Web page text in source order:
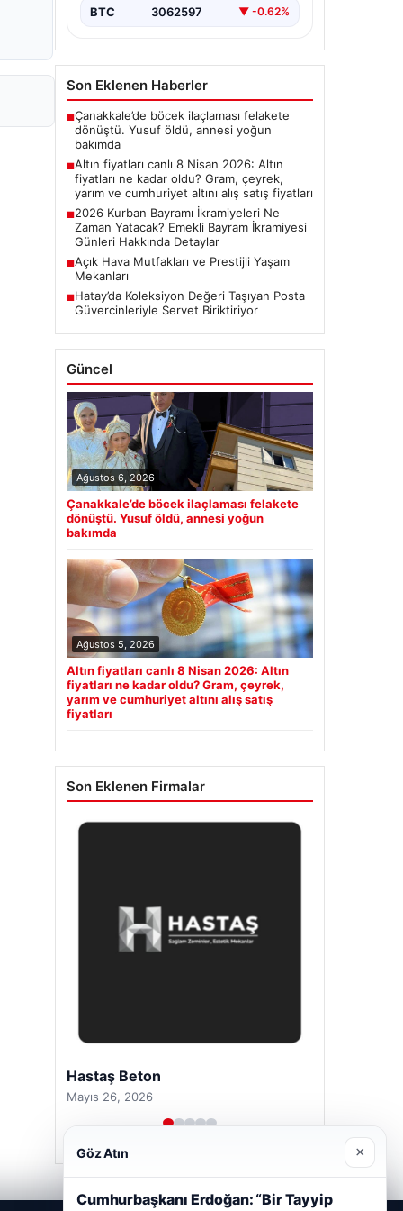
BTC 3062597 ▼ -0.62%
Son Eklenen Haberler
■Çanakkale’de böcek ilaçlaması felakete
dönüştü. Yusuf öldü, annesi yoğun
bakımda
■Altın fiyatları canlı 8 Nisan 2026: Altın
fiyatları ne kadar oldu? Gram, çeyrek,
yarım ve cumhuriyet altını alış satış fiyatları
■2026 Kurban Bayramı İkramiyeleri Ne
Zaman Yatacak? Emekli Bayram İkramiyesi
Günleri Hakkında Detaylar
■Açık Hava Mutfakları ve Prestijli Yaşam
Mekanları
■Hatay’da Koleksiyon Değeri Taşıyan Posta
Güvercinleriyle Servet Biriktiriyor
Güncel
Ağustos 6, 2026
Çanakkale’de böcek ilaçlaması felakete
dönüştü. Yusuf öldü, annesi yoğun
bakımda
Ağustos 5, 2026
Altın fiyatları canlı 8 Nisan 2026: Altın
fiyatları ne kadar oldu? Gram, çeyrek,
yarım ve cumhuriyet altını alış satış
fiyatları
Son Eklenen Firmalar
Hastaş Beton
Mayıs 26, 2026
Göz Atın ×
Cumhurbaşkanı Erdoğan: “Bir Tayyip